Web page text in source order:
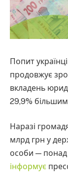
Попит
продовжує
вкладень
29,9%
Наразі
млрд грн у
особи —
інформує